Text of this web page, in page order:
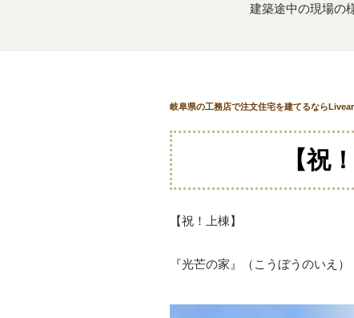
建築途中の現場の
岐阜県の工務店で注文住宅を建てるなら
【祝
【祝！上棟】
『光芒の家』（こうぼうのいえ）